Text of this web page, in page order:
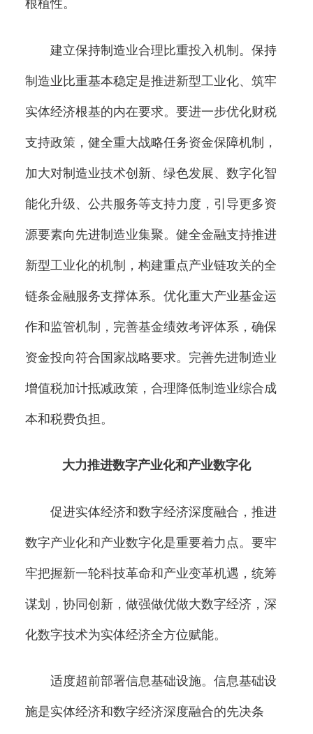
根植性。
建立保持制造业合理比重投入机制。保持
制造业比重基本稳定是推进新型工业化、筑牢
实体经济根基的内在要求。要进一步优化财税
支持政策，健全重大战略任务资金保障机制，
加大对制造业技术创新、绿色发展、数字化智
能化升级、公共服务等支持力度，引导更多资
源要素向先进制造业集聚。健全金融支持推进
新型工业化的机制，构建重点产业链攻关的全
链条金融服务支撑体系。优化重大产业基金运
作和监管机制，完善基金绩效考评体系，确保
资金投向符合国家战略要求。完善先进制造业
增值税加计抵减政策，合理降低制造业综合成
本和税费负担。
大力推进数字产业化和产业数字化
促进实体经济和数字经济深度融合，推进
数字产业化和产业数字化是重要着力点。要牢
牢把握新一轮科技革命和产业变革机遇，统筹
谋划，协同创新，做强做优做大数字经济，深
化数字技术为实体经济全方位赋能。
适度超前部署信息基础设施。信息基础设
施是实体经济和数字经济深度融合的先决条